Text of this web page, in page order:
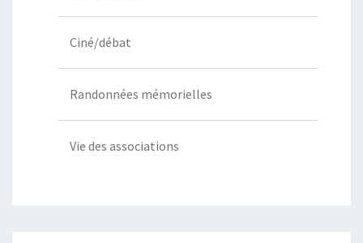
Ciné/débat
Randonnées mémorielles
Vie des associations